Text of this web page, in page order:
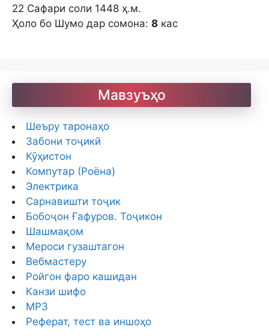
22 Сафари соли 1448 ҳ.м.
Ҳоло бо Шумо дар сомона: 8 кас
Мавзуъҳо
Шеъру таронаҳо
Забони тоҷикӣ
Кӯҳистон
Компутар (Роёна)
Электрика
Сарнавишти тоҷик
Бобоҷон Ғафуров. Тоҷикон
Шашмақом
Мероси гузаштагон
Вебмастеру
Ройгон фаро кашидан
Канзи шифо
MP3
Реферат, тест ва иншоҳо